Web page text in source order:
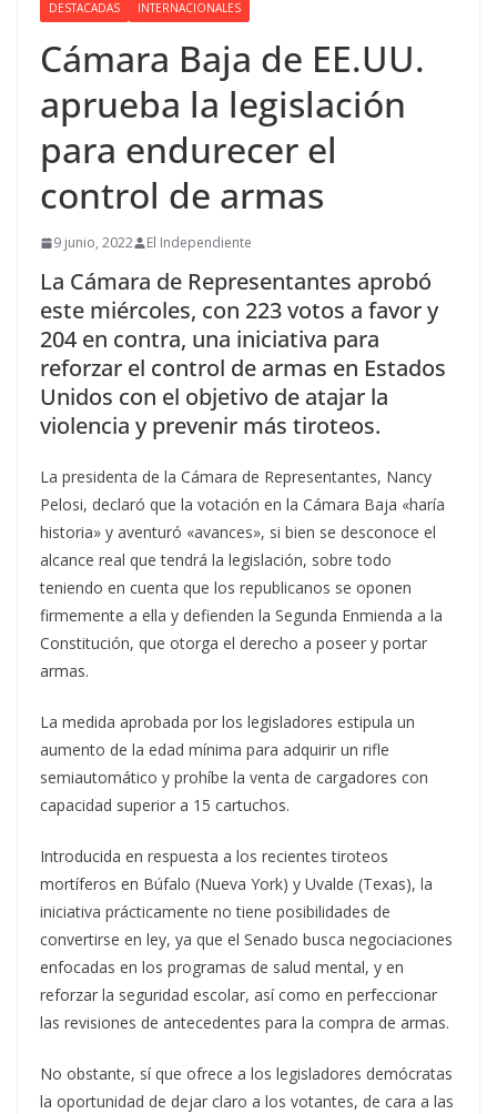
DESTACADAS INTERNACIONALES
Cámara Baja de EE.UU.
aprueba la legislación
para endurecer el
control de armas
9 junio, 2022 El Independiente
La Cámara de Representantes aprobó
este miércoles, con 223 votos a favor y
204 en contra, una iniciativa para
reforzar el control de armas en Estados
Unidos con el objetivo de atajar la
violencia y prevenir más tiroteos.
La presidenta de la Cámara de Representantes, Nancy
Pelosi, declaró que la votación en la Cámara Baja «haría
historia» y aventuró «avances», si bien se desconoce el
alcance real que tendrá la legislación, sobre todo
teniendo en cuenta que los republicanos se oponen
firmemente a ella y defienden la Segunda Enmienda a la
Constitución, que otorga el derecho a poseer y portar
armas.
La medida aprobada por los legisladores estipula un
aumento de la edad mínima para adquirir un rifle
semiautomático y prohíbe la venta de cargadores con
capacidad superior a 15 cartuchos.
Introducida en respuesta a los recientes tiroteos
mortíferos en Búfalo (Nueva York) y Uvalde (Texas), la
iniciativa prácticamente no tiene posibilidades de
convertirse en ley, ya que el Senado busca negociaciones
enfocadas en los programas de salud mental, y en
reforzar la seguridad escolar, así como en perfeccionar
las revisiones de antecedentes para la compra de armas.
No obstante, sí que ofrece a los legisladores demócratas
la oportunidad de dejar claro a los votantes, de cara a las